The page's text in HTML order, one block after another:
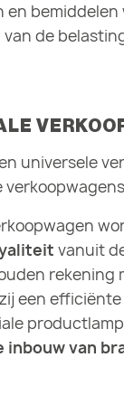
en
de
universele
vanuit
rekening
een
inbouw van